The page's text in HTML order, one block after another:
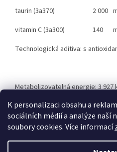
K personalizaci obsahu a
sociálních médií a analýze naší
soubory cookies. Více informací
taurin (3a370)
2 000
vitamin C (3a300)
140
Technologická aditiva: s
Metabolizovatelná energie:3 927